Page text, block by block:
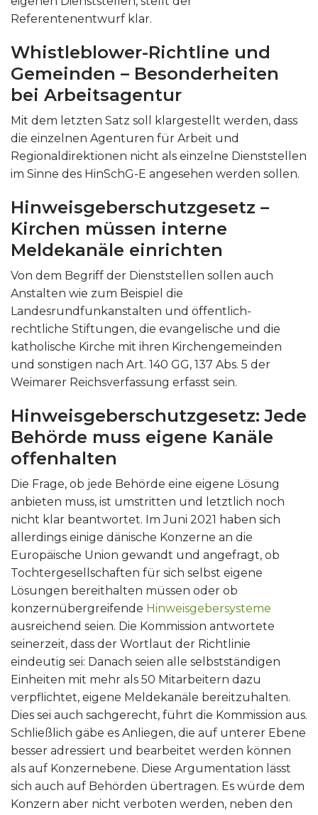
Referentenentwurf klar.
Whistleblower-Richtline und
Gemeinden – Besonderheiten
bei Arbeitsagentur
Mit dem letzten Satz soll klargestellt werden, dass
die einzelnen Agenturen für Arbeit und
Regionaldirektionen nicht als einzelne Dienststellen
im Sinne des HinSchG-E angesehen werden sollen.
Hinweisgeberschutzgesetz –
Kirchen müssen interne
Meldekanäle einrichten
Von dem Begriff der Dienststellen sollen auch
Anstalten wie zum Beispiel die
Landesrundfunkanstalten und öffentlich-
rechtliche Stiftungen, die evangelische und die
katholische Kirche mit ihren Kirchengemeinden
und sonstigen nach Art. 140 GG, 137 Abs. 5 der
Weimarer Reichsverfassung erfasst sein.
Hinweisgeberschutzgesetz: Jede
Behörde muss eigene Kanäle
offenhalten
Die Frage, ob jede Behörde eine eigene Lösung
anbieten muss, ist umstritten und letztlich noch
nicht klar beantwortet. Im Juni 2021 haben sich
allerdings einige dänische Konzerne an die
Europäische Union gewandt und angefragt, ob
Tochtergesellschaften für sich selbst eigene
Lösungen bereithalten müssen oder ob
konzernübergreifende Hinweisgebersysteme
ausreichend seien. Die Kommission antwortete
seinerzeit, dass der Wortlaut der Richtlinie
eindeutig sei: Danach seien alle selbstständigen
Einheiten mit mehr als 50 Mitarbeitern dazu
verpflichtet, eigene Meldekanäle bereitzuhalten.
Dies sei auch sachgerecht, führt die Kommission aus.
Schließlich gäbe es Anliegen, die auf unterer Ebene
besser adressiert und bearbeitet werden können
als auf Konzernebene. Diese Argumentation lässt
sich auch auf Behörden übertragen. Es würde dem
Konzern aber nicht verboten werden, neben den